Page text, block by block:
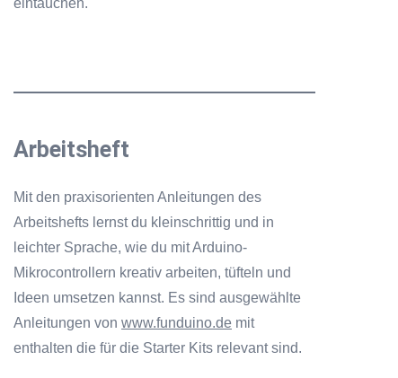
Arbeitsheft
Mit den praxisorienten Anleitungen des
Arbeitshefts lernst du kleinschrittig und in
leichter Sprache, wie du mit Arduino-
Mikrocontrollern kreativ arbeiten, tüfteln und
Ideen umsetzen kannst. Es sind ausgewählte
Anleitungen von www.funduino.de mit
enthalten die für die Starter Kits relevant sind.